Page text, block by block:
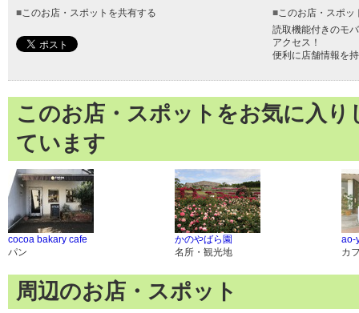
■このお店・スポットを共有する ■このお店・スポッ
読取機能付きのモ
アクセス！
便利に店舗情報を
このお店・スポットをお気に入
ています
cocoa bakary cafe
パン
かのやばら園
名所・観光地
ao-
カ
周辺のお店・スポット